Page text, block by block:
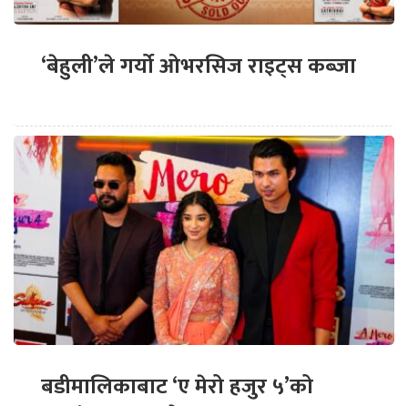
‘बेहुली’ले गर्यो ओभरसिज राइट्स कब्जा
बडीमालिकाबाट ‘ए मेरो हजुर ५’को